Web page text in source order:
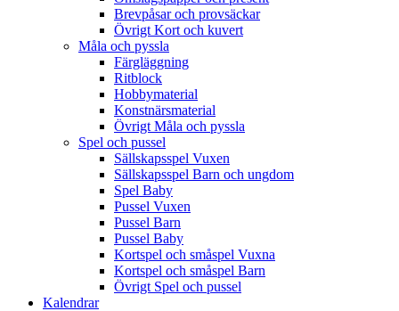
Brevpåsar och provsäckar
Övrigt Kort och kuvert
Måla och pyssla
Färgläggning
Ritblock
Hobbymaterial
Konstnärsmaterial
Övrigt Måla och pyssla
Spel och pussel
Sällskapsspel Vuxen
Sällskapsspel Barn och ungdom
Spel Baby
Pussel Vuxen
Pussel Barn
Pussel Baby
Kortspel och småspel Vuxna
Kortspel och småspel Barn
Övrigt Spel och pussel
Kalendrar